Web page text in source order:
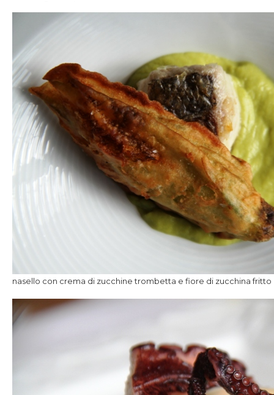
nasello con crema di zucchine trombetta e fiore di zucchina fritto